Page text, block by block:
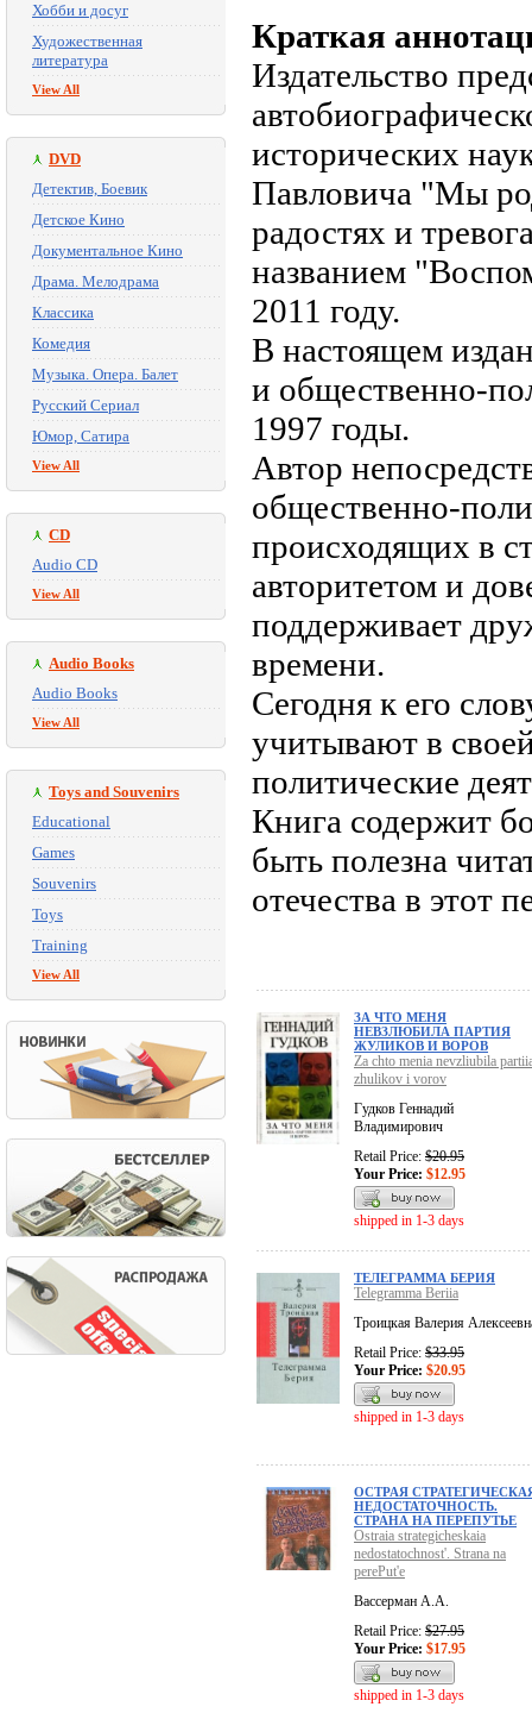
Хобби и досуг
Художественная
литература
View All
DVD
Детектив, Боевик
Детское Кино
Документальное Кино
Драма. Мелодрама
Классика
Комедия
Музыка. Опера. Балет
Русский Сериал
Юмор, Сатира
View All
CD
Audio CD
View All
Audio Books
Audio Books
View All
Toys and Souvenirs
Educational
Games
Souvenirs
Toys
Training
View All
Краткая
Издательство
исторических
Павловича "Мы
радостях и
названием
2011 году.
В настоящем
и общественно-
1997 годы.
Автор
общественно-
происходящих в
авторитетом и
поддерживает
времени.
Сегодня к его
учитывают в
политические
Книга содержит
быть полезна
отечества в этот
ЗА ЧТО МЕНЯ
НЕВЗЛЮБИЛА ПАРТИЯ
ЖУЛИКОВ И ВОРОВ
Za chto menia nevzliubila
zhulikov i vorov
Гудков Геннадий
Владимирович
Retail Price: $20.95
Your Price: $12.95
shipped in 1-3 days
ТЕЛЕГРАММА БЕРИЯ
Telegramma Beriia
Троицкая Валерия
Retail Price: $33.95
Your Price: $20.95
shipped in 1-3 days
ОСТРАЯ
НЕДОСТАТОЧНОСТЬ.
СТРАНА НА ПЕРЕПУТЬЕ
Ostraia strategicheskaia
nedostatochnost'. Strana na
perePut'e
Вассерман А.А.
Retail Price: $27.95
Your Price: $17.95
shipped in 1-3 days